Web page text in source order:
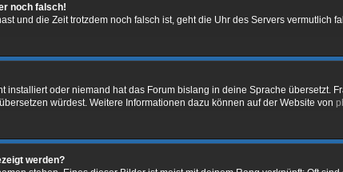
noch falsch!
und die Zeit trotzdem noch falsch ist, geht die Uhr des Servers vermutlich
oder niemand hat das Forum bislang in deine Sprache übersetzt.
würdest. Weitere Informationen dazu können auf der Website von
werden?